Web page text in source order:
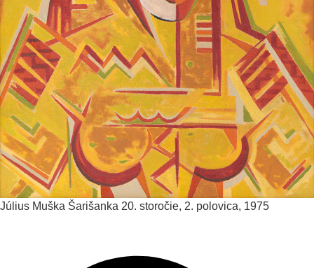
Július Muška Šarišanka 20. storočie, 2. polovica, 1975